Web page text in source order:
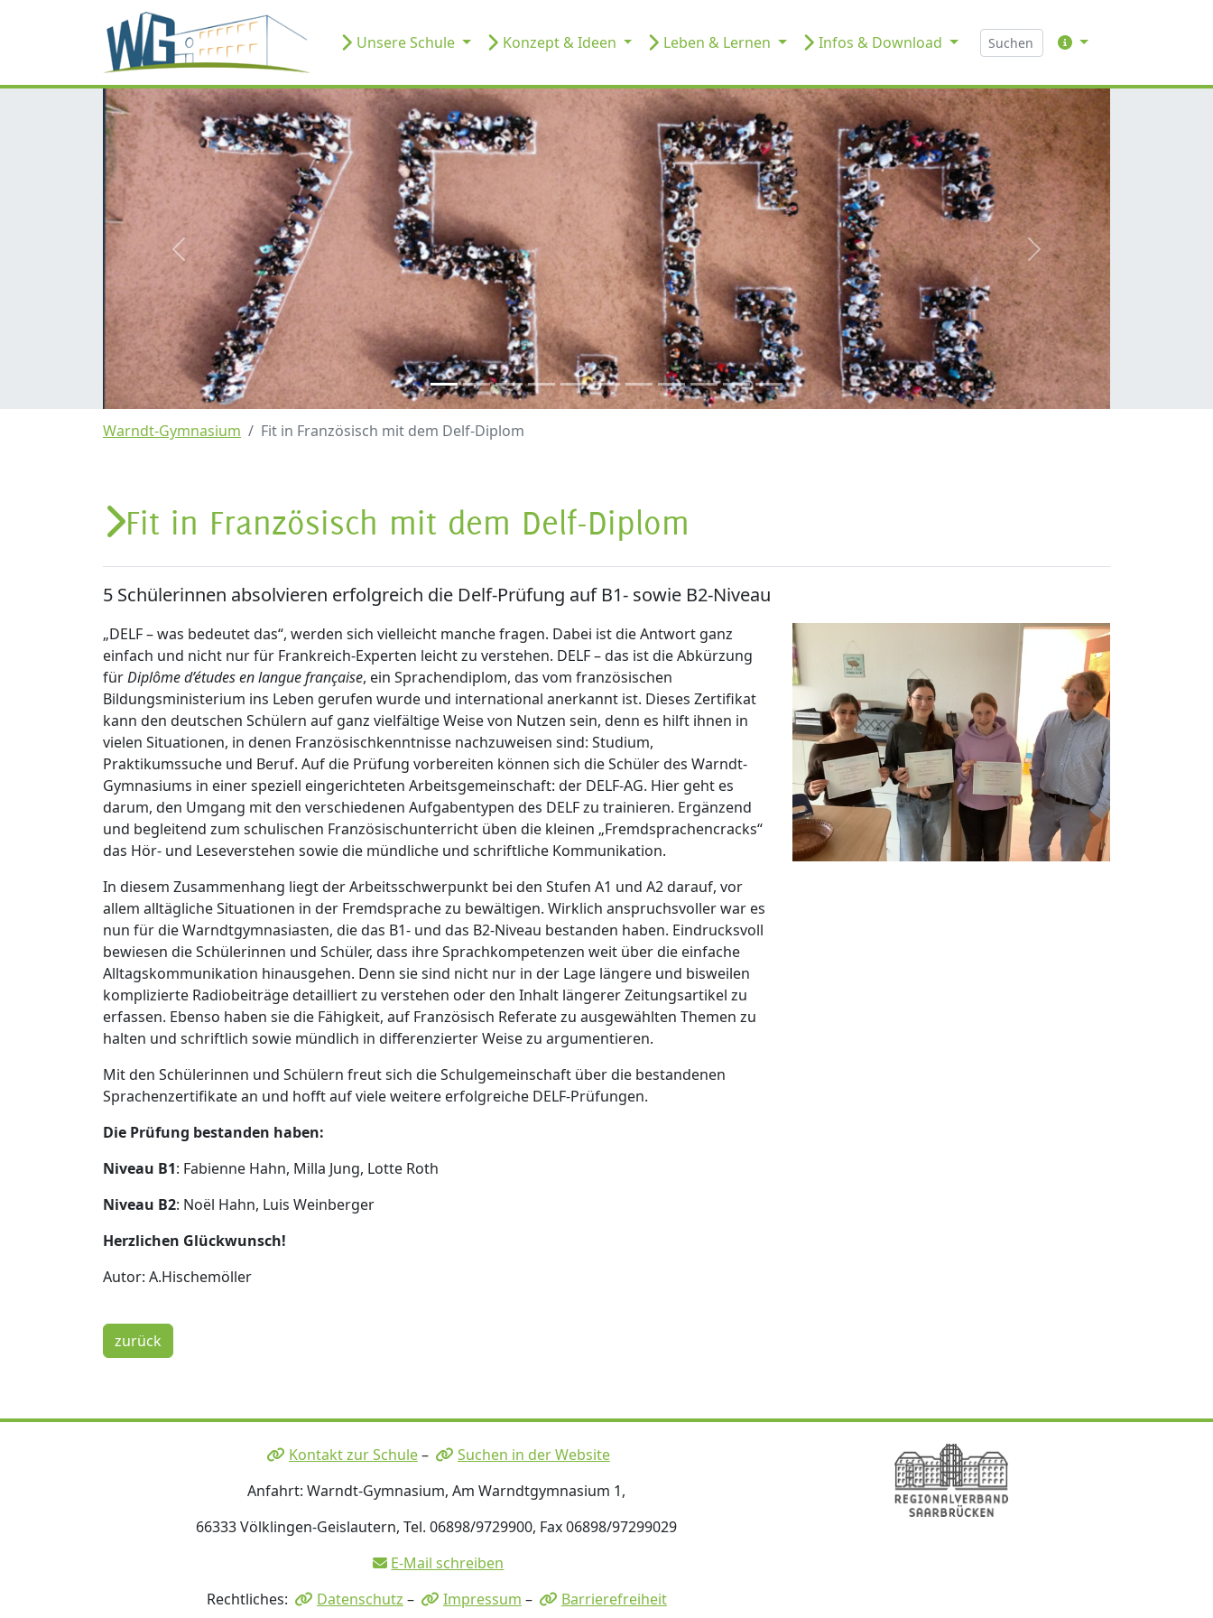
Unsere Schule Konzept & Ideen Leben & Lernen Infos & Download
zurück weiter
Warndt-Gymnasium Fit in Französisch mit dem Delf-Diplom
Fit in Französisch mit dem Delf-Diplom
5 Schülerinnen absolvieren erfolgreich die Delf-Prüfung auf B1- sowie B2-Niveau
„DELF – was bedeutet das“, werden sich vielleicht manche fragen. Dabei ist die Antwort ganz
einfach und nicht nur für Frankreich-Experten leicht zu verstehen. DELF – das ist die Abkürzung
fürDiplôme d’études en langue française, ein Sprachendiplom, das vom französischen
Bildungsministerium ins Leben gerufen wurde und international anerkannt ist. Dieses Zertifikat
kann den deutschen Schülern auf ganz vielfältige Weise von Nutzen sein, denn es hilft ihnen in
vielen Situationen, in denen Französischkenntnisse nachzuweisen sind: Studium,
Praktikumssuche und Beruf. Auf die Prüfung vorbereiten können sich die Schüler des Warndt-
Gymnasiums in einer speziell eingerichteten Arbeitsgemeinschaft: der DELF-AG. Hier geht es
darum, den Umgang mit den verschiedenen Aufgabentypen des DELF zu trainieren. Ergänzend
und begleitend zum schulischen Französischunterricht üben die kleinen „Fremdsprachencracks“
das Hör- und Leseverstehen sowie die mündliche und schriftliche Kommunikation.
In diesem Zusammenhang liegt der Arbeitsschwerpunkt bei den Stufen A1 und A2 darauf, vor
allem alltägliche Situationen in der Fremdsprache zu bewältigen. Wirklich anspruchsvoller war es
nun für die Warndtgymnasiasten, die das B1- und das B2-Niveau bestanden haben. Eindrucksvoll
bewiesen die Schülerinnen und Schüler, dass ihre Sprachkompetenzen weit über die einfache
Alltagskommunikation hinausgehen. Denn sie sind nicht nur in der Lage längere und bisweilen
komplizierte Radiobeiträge detailliert zu verstehen oder den Inhalt längerer Zeitungsartikel zu
erfassen. Ebenso haben sie die Fähigkeit, auf Französisch Referate zu ausgewählten Themen zu
halten und schriftlich sowie mündlich in differenzierter Weise zu argumentieren.
Mit den Schülerinnen und Schülern freut sich die Schulgemeinschaft über die bestandenen
Sprachenzertifikate an und hofft auf viele weitere erfolgreiche DELF-Prüfungen.
Die Prüfung bestanden haben:
Niveau B1: Fabienne Hahn, Milla Jung, Lotte Roth
Niveau B2: Noël Hahn, Luis Weinberger
Herzlichen Glückwunsch!
Autor: A.Hischemöller
zurück
Kontakt zur Schule–
Suchen in der Website
Anfahrt: Warndt-Gymnasium, Am Warndtgymnasium 1,
66333 Völklingen-Geislautern, Tel. 06898/9729900, Fax 06898/97299029
E-Mail schreiben
Rechtliches:
Datenschutz – Impressum – Barrierefreiheit